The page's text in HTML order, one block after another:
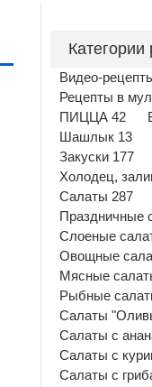
Категории
Видео-
Рецепты в
ПИЦЦА 42
Шашлык 13
Закуски 177
Холодец,
Салаты 287
Праздничные
Слоеные
Овощные
Мясные
Рыбные
Салаты
Салаты с
Салаты с
Салаты с